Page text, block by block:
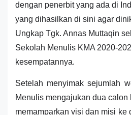
dengan penerbit yang ada di
yang dihasilkan di sini agar
Ungkap Tgk. Annas Muttaqin
Sekolah Menulis KMA 2020-
kesempatannya.
Setelah menyimak sejumlah
Menulis mengajukan dua
memamparkan visi dan misi ke